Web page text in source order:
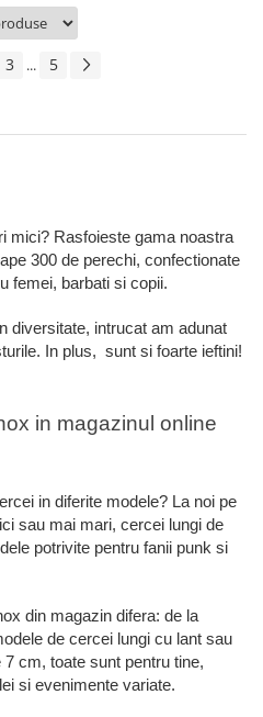
3 ... 5
mici? Rasfoieste gama noastra
300 de perechi, confectionate
femei, barbati si copii.
diversitate, intrucat am adunat
In plus, sunt si foarte ieftini!
in magazinul online
in diferite modele? La noi pe
sau mai mari, cercei lungi de
potrivite pentru fanii punk si
din magazin difera: de la
de cercei lungi cu lant sau
cm, toate sunt pentru tine,
si evenimente variate.